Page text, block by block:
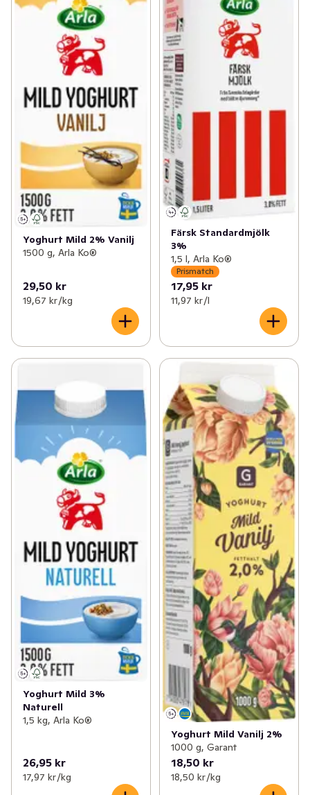
Yoghurt Mild 2% Vanilj
1500 g, Arla Ko®
29,50 kr
19,67 kr /kg
Färsk Standardmjölk
3%
1,5 l, Arla Ko®
Prismatch
17,95 kr
11,97 kr /l
Yoghurt Mild 3%
Naturell
1,5 kg, Arla Ko®
26,95 kr
17,97 kr /kg
Yoghurt Mild Vanilj 2%
1000 g, Garant
18,50 kr
18,50 kr /kg